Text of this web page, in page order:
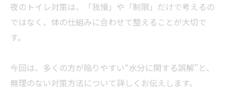
夜のトイレ対策は、「我慢」や「制限」だけで考えるの
ではなく、体の仕組みに合わせて整えることが大切で
す。
今回は、多くの方が陥りやすい“水分に関する誤解”と、
無理のない対策方法について詳しくお伝えします。